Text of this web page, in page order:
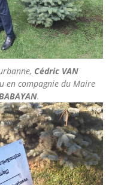
Cédric VAN
en compagnie du Maire
.